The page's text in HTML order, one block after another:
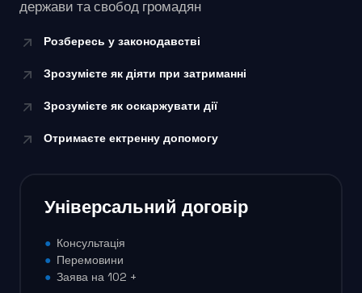
держави та свобод громадян
Розбересь у законодавстві
Зрозумієте як діяти при затриманні
Зрозумієте як оскаржувати дії
Отримаєте ектренну допомогу
Універсальний договір
● Консультація
● Перемовини
● Заява на 102 +